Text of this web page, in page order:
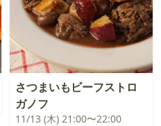
さつまいもビーフストロ
ガノフ
11/13 (木) 21:00〜22:00